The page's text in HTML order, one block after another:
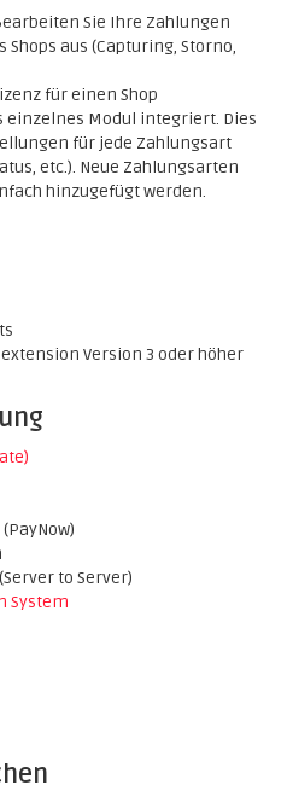
Sie Ihre Zahlungen
aus (Capturing, Storno,
für einen Shop
einzelnes Modul integriert. Dies
für jede Zahlungsart
etc.). Neue Zahlungsarten
hinzugefügt werden.
Version 3 oder höher
to Server)
System